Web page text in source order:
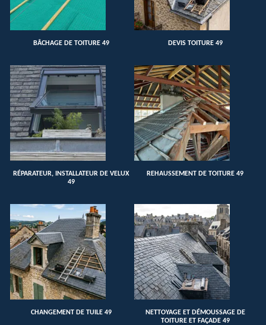
BÂCHAGE DE TOITURE 49 DEVIS TOITURE 49
RÉPARATEUR, INSTALLATEUR DE VELUX
49
REHAUSSEMENT DE TOITURE 49
CHANGEMENT DE TUILE 49
NETTOYAGE ET DÉMOUSSAGE DE
TOITURE ET FAÇADE 49